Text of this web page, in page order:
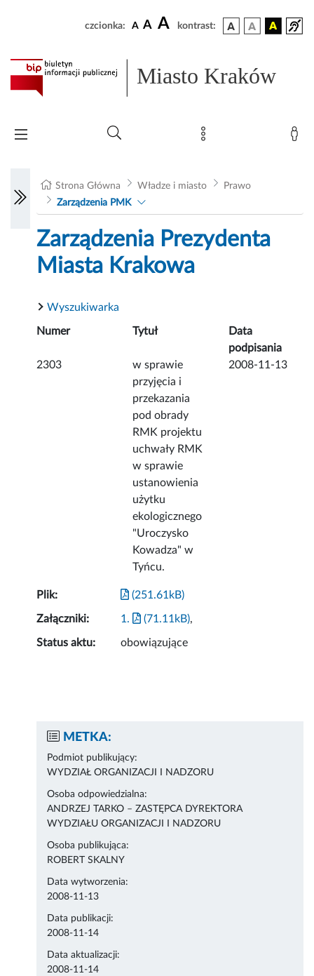
czcionka: A A A kontrast:
Miasto Kraków
Strona Główna Władze i miasto
Prawo
Zarządzenia PMK
Zarządzenia Prezydenta
Miasta Krakowa
Wyszukiwarka
Numer Tytuł
Data
podpisania
2303
w sprawie
przyjęcia i
przekazania
pod obrady
RMK projektu
uchwały RMK
w sprawie
ustanowienia
użytku
ekologicznego
"Uroczysko
Kowadza" w
Tyńcu.
2008-11-13
Plik: (251.61kB)
Załączniki: 1. (71.11kB),
Status aktu: obowiązujące
METKA:
Podmiot publikujący:
WYDZIAŁ ORGANIZACJI I NADZORU
Osoba odpowiedzialna:
ANDRZEJ TARKO – ZASTĘPCA DYREKTORA
WYDZIAŁU ORGANIZACJI I NADZORU
Osoba publikująca:
ROBERT SKALNY
Data wytworzenia:
2008-11-13
Data publikacji:
2008-11-14
Data aktualizacji:
2008-11-14